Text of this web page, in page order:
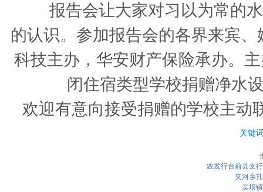
报告会让大家对习以为常的水
的认识。参加报告会的各界来宾
科技主办，华安财产保险承办。
闭住宿类型学校捐赠净水
欢迎有意向接受捐赠的学校主动
关键
农发行台前县支
夹河乡
吴坝